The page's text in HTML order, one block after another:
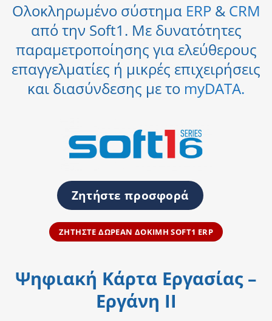
Ολοκληρωμένο σύστημα ERP& CRM
από την Soft1. Με δυνατότητες
παραμετροποίησης για ελεύθερους
επαγγελματίες ή μικρές επιχειρήσεις
και διασύνδεσης με το myDATA.
Ζητήστε προσφορά
ΖΗΤΗΣΤΕ ΔΩΡΕΑΝ ΔΟΚΙΜΗ SOFT1 ERP
Ψηφιακή Κάρτα Εργασίας –
Εργάνη II